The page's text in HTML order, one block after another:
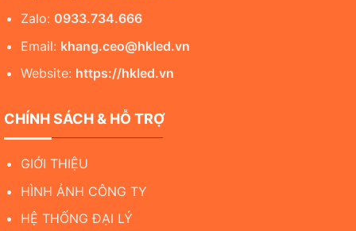
Zalo: 0933.734.666
Email: khang.ceo@hkled.vn
Website: https://hkled.vn
CHÍNH SÁCH & HỖ TRỢ
GIỚI THIỆU
HÌNH ẢNH CÔNG TY
HỆ THỐNG ĐẠI LÝ